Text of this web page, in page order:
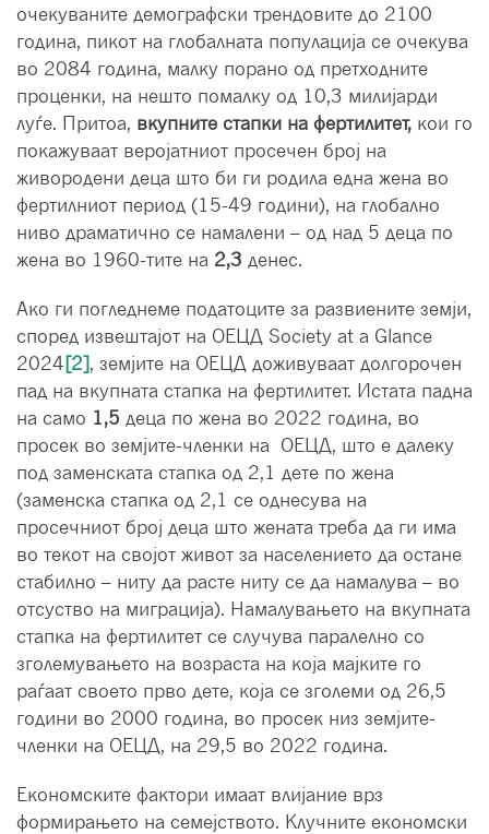
очекуваните демографски трендовите до 2100
година, пикот на глобалната популација се очекува
во 2084 година, малку порано од претходните
проценки, на нешто помалку од 10,3 милијарди
луѓе. Притоа, вкупните стапки на фертилитет, кои го
покажуваат веројатниот просечен број на
живородени деца што би ги родила една жена во
фертилниот период (15-49 години), на глобално
ниво драматично се намалени – од над 5 деца по
жена во 1960-тите на 2,3 денес.
Ако ги погледнеме податоците за развиените земји,
според извештајот на ОЕЦД Society at a Glance
2024[2], земјите на ОЕЦД доживуваат долгорочен
пад на вкупната стапка на фертилитет. Истата падна
на само 1,5 деца по жена во 2022 година, во
просек во земјите-членки на ОЕЦД, што е далеку
под заменската стапка од 2,1 дете по жена
(заменска стапка од 2,1 се однесува на
просечниот број деца што жената треба да ги има
во текот на својот живот за населението да остане
стабилно – ниту да расте ниту се да намалува – во
отсуство на миграција). Намалувањето на вкупната
стапка на фертилитет се случува паралелно со
зголемувањето на возраста на која мајките го
раѓаат своето прво дете, која се зголеми од 26,5
години во 2000 година, во просек низ земјите-
членки на ОЕЦД, на 29,5 во 2022 година.
Економските фактори имаат влијание врз
формирањето на семејството. Клучните економски